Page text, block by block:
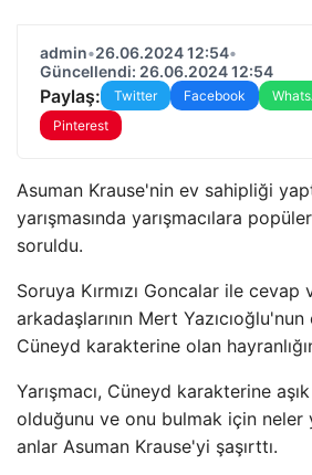
admin•26.06.2024 12:54•
Güncellendi: 26.06.2024 12:54
Paylaş: Twitter Facebook
Pinterest
Asuman Krause'nin ev sahipliği
yarışmasında yarışmacılara
soruldu.
Soruya Kırmızı Goncalar ile cevap
arkadaşlarının Mert Yazıcıoğlu'nun
Cüneyd karakterine olan
Yarışmacı, Cüneyd karakterine
olduğunu ve onu bulmak için neler
anlar Asuman Krause'yi şaşırttı.